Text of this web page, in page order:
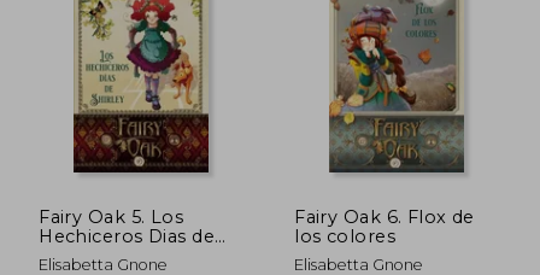
45% 45%
Fairy Oak 5. Los
Hechiceros Dias de
Shirley
Elisabetta Gnone
Fairy Oak 6. Flox de
los colores
Elisabetta Gnone